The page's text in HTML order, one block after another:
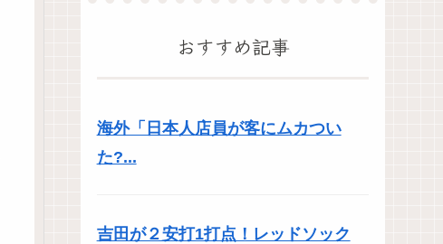
おすすめ記事
海外「日本人店員が客にムカつい
た?...
吉田が２安打1打点！レッドソック